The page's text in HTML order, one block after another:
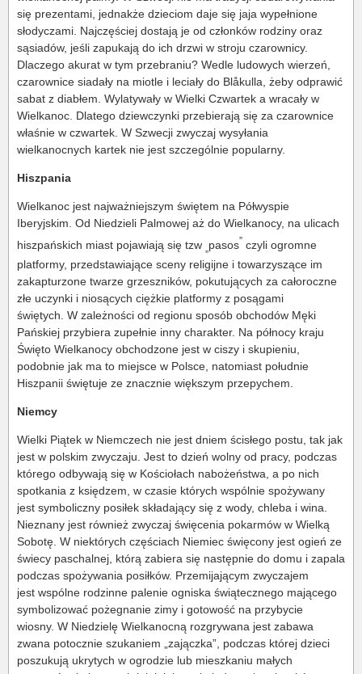
się prezentami, jednakże dzieciom daje się jaja wypełnione
słodyczami. Najczęściej dostają je od członków rodziny oraz
sąsiadów, jeśli zapukają do ich drzwi w stroju czarownicy.
Dlaczego akurat w tym przebraniu? Wedle ludowych wierzeń,
czarownice siadały na miotle i leciały do Blåkulla, żeby odprawić
sabat z diabłem. Wylatywały w Wielki Czwartek a wracały w
Wielkanoc. Dlatego dziewczynki przebierają się za czarownice
właśnie w czwartek. W Szwecji zwyczaj wysyłania
wielkanocnych kartek nie jest szczególnie popularny.
Hiszpania
Wielkanoc jest najważniejszym świętem na Półwyspie
Iberyjskim. Od Niedzieli Palmowej aż do Wielkanocy, na ulicach
hiszpańskich miast pojawiają się tzw pasos” czyli ogromne
platformy, przedstawiające sceny religijne i towarzyszące im
zakapturzone twarze grzeszników, pokutujących za całoroczne
złe uczynki i niosących ciężkie platformy z posągami
świętych. W zależności od regionu sposób obchodów Męki
Pańskiej przybiera zupełnie inny charakter. Na północy kraju
Święto Wielkanocy obchodzone jest w ciszy i skupieniu,
podobnie jak ma to miejsce w Polsce, natomiast południe
Hiszpanii świętuje ze znacznie większym przepychem.
Niemcy
Wielki Piątek w Niemczech nie jest dniem ścisłego postu, tak jak
jest w polskim zwyczaju. Jest to dzień wolny od pracy, podczas
którego odbywają się w Kościołach nabożeństwa, a po nich
spotkania z księdzem, w czasie których wspólnie spożywany
jest symboliczny posiłek składający się z wody, chleba i wina.
Nieznany jest również zwyczaj święcenia pokarmów w Wielką
Sobotę. W niektórych częściach Niemiec święcony jest ogień ze
świecy paschalnej, którą zabiera się następnie do domu i zapala
podczas spożywania posiłków. Przemijającym zwyczajem
jest wspólne rodzinne palenie ogniska świątecznego mającego
symbolizować pożegnanie zimy i gotowość na przybycie
wiosny. W Niedzielę Wielkanocną rozgrywana jest zabawa
zwana potocznie szukaniem „zajączka”, podczas której dzieci
poszukują ukrytych w ogrodzie lub mieszkaniu małych